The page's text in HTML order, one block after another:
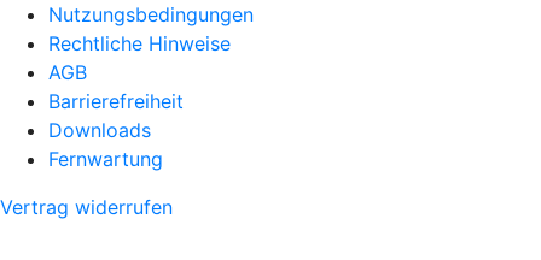
Nutzungsbedingungen
Rechtliche Hinweise
AGB
Barrierefreiheit
Downloads
Fernwartung
Vertrag widerrufen